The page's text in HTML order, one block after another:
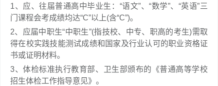
1、应、往届普通高中毕业生：“语文”、“数学”、“英语”三
门课程会考成绩均达“C”以上(含“C”)。
2、应届中职生“中职生”(指技校、中专、职高的考生)需取
得在校实践技能测试成绩和国家及行业认可的职业资格证
书或证明材料。
3、体检标准执行教育部、卫生部颁布的《普通高等学校
招生体检工作指导意见》。